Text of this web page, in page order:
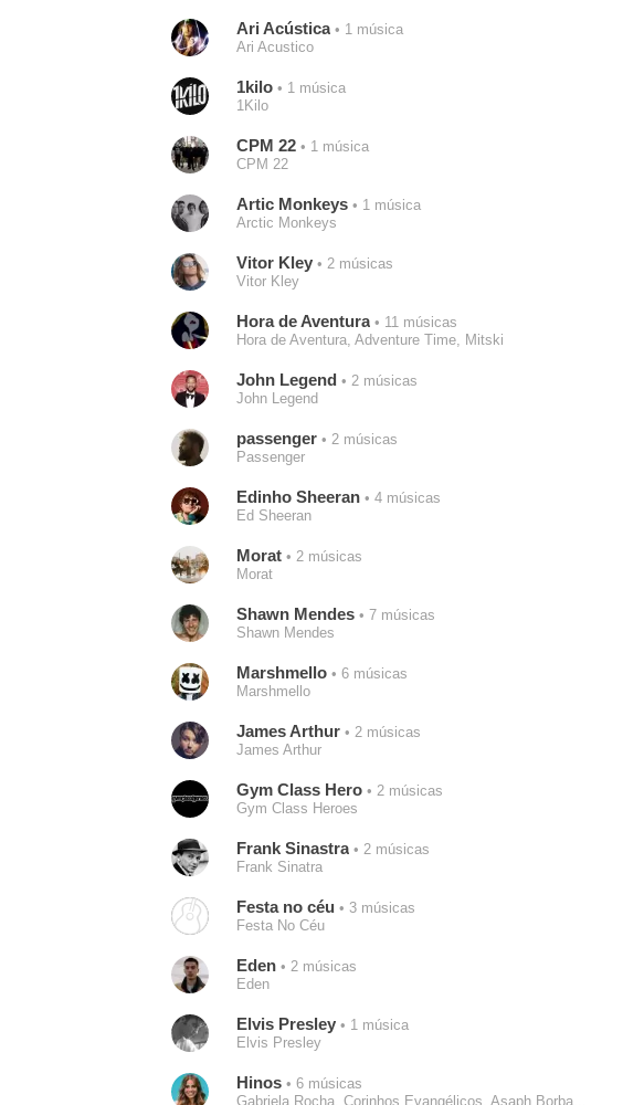
Ari Acústica• 1 música
Ari Acustico
1kilo• 1 música
1Kilo
CPM 22• 1 música
CPM 22
Artic Monkeys• 1 música
Arctic Monkeys
Vitor Kley• 2 músicas
Vitor Kley
Hora de Aventura• 11 músicas
Hora de Aventura, Adventure Time, Mitski
John Legend • 2 músicas
John Legend
passenger• 2 músicas
Passenger
Edinho Sheeran• 4 músicas
Ed Sheeran
Morat• 2 músicas
Morat
Shawn Mendes• 7 músicas
Shawn Mendes
Marshmello• 6 músicas
Marshmello
James Arthur• 2 músicas
James Arthur
Gym Class Hero• 2 músicas
Gym Class Heroes
Frank Sinastra• 2 músicas
Frank Sinatra
Festa no céu• 3 músicas
Festa No Céu
Eden• 2 músicas
Eden
Elvis Presley• 1 música
Elvis Presley
Hinos• 6 músicas
Gabriela Rocha, Corinhos Evangélicos, Asaph Borba...